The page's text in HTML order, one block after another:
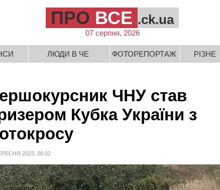
ПРО ВСЕ .ck.ua
07 серпня, 2026
ЛЮДИ В ЧЕ ФОТОРЕПОРТАЖ РІЗНЕ
ЧНУ став
Кубка України з
2023, 08:02